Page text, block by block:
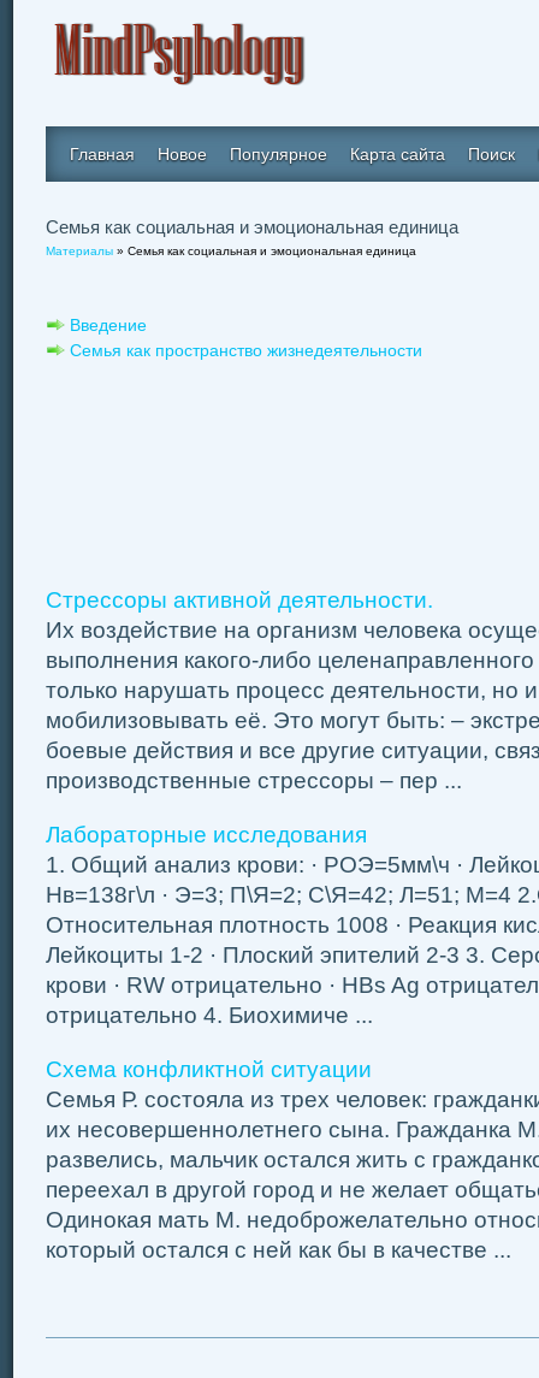
Главная Новое Популярное Карта сайта Поиск
Семья как социальная и эмоциональная единица
Материалы » Семья как социальная и эмоциональная единица
Введение
Семья как пространство жизнедеятельности
Стрессоры активной деятельности.
Их воздействие на организм человека
выполнения какого-либо
только нарушать процесс деятельности, но
мобилизовывать её. Это могут быть: –
боевые действия и все другие ситуации,
производственные стрессоры – пер ...
Лабораторные исследования
1. Общий анализ крови: · РОЭ=5мм\ч ·
Нв=138г\л · Э=3; П\Я=2; С\Я=42; Л=51; М=4
Относительная плотность 1008 · Реакция
Лейкоциты 1-2 · Плоский эпителий 2-3 3.
крови · RW отрицательно · HBs Ag
отрицательно 4. Биохимиче ...
Схема конфликтной ситуации
Семья Р. состояла из трех человек:
их несовершеннолетнего сына. Гражданка
развелись, мальчик остался жить с
переехал в другой город и не желает
Одинокая мать М. недоброжелательно
который остался с ней как бы в качестве ...